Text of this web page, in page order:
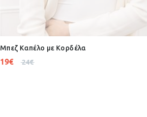
Μπεζ Καπέλο με Κορδέλα
24€
19€